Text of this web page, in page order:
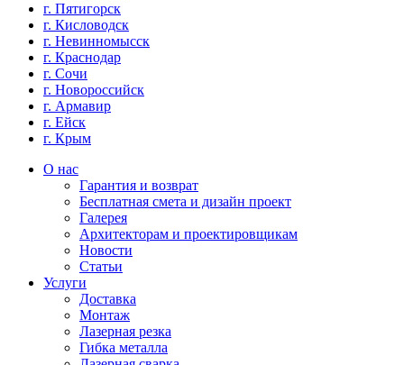
г. Пятигорск
г. Кисловодск
г. Невинномысск
г. Краснодар
г. Сочи
г. Новороссийск
г. Армавир
г. Ейск
г. Крым
О нас
Гарантия и возврат
Бесплатная смета и дизайн проект
Галерея
Архитекторам и проектировщикам
Новости
Статьи
Услуги
Доставка
Монтаж
Лазерная резка
Гибка металла